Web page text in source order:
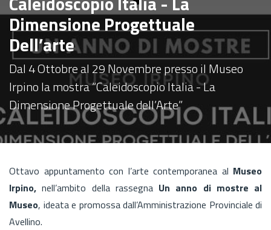
Dimensione Progettuale
Dell’arte
Dal 4 Ottobre al 29 Novembre presso il Museo
Irpino la mostra “Caleidoscopio Italia - La
Dimensione Progettuale dell’Arte”
Ottavo appuntamento con l’arte contemporanea al Museo
Irpino, nell’ambito della rassegna Un anno di mostre al
Museo, ideata e promossa dall’Amministrazione Provinciale di
Avellino.